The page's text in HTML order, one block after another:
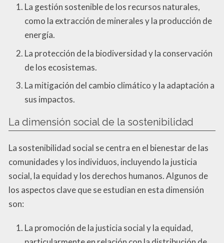
La gestión sostenible de los recursos naturales,
como la extracción de minerales y la producción de
energía.
La protección de la biodiversidad y la conservación
de los ecosistemas.
La mitigación del cambio climático y la adaptación a
sus impactos.
La dimensión social de la sostenibilidad
La sostenibilidad social se centra en el bienestar de las
comunidades y los individuos, incluyendo la justicia
social, la equidad y los derechos humanos. Algunos de
los aspectos clave que se estudian en esta dimensión
son:
La promoción de la justicia social y la equidad,